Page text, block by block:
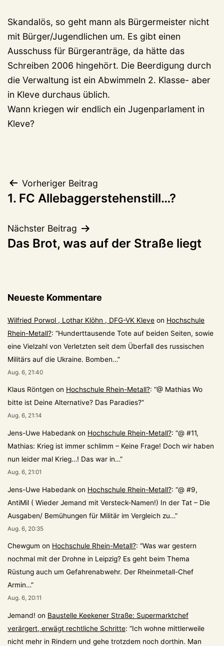
Skandalös, so geht mann als Bürgermeister nicht
mit Bürger/Jugendlichen um. Es gibt einen
Ausschuss für Bürgeranträge, da hätte das
Schreiben 2006 hingehört. Die Beerdigung durch
die Verwaltung ist ein Abwimmeln 2. Klasse- aber
in Kleve durchaus üblich.
Wann kriegen wir endlich ein Jugenparlament in
Kleve?
Beitragsnavigation
Vorheriger Beitrag
1. FC Allebaggerstehenstill…?
Nächster Beitrag
Das Brot, was auf der Straße liegt
Neueste Kommentare
Wilfried Porwol , Lothar Klöhn , DFG-VK Kleve on Hochschule
Rhein-Metall?: “Hunderttausende Tote auf beiden Seiten, sowie
eine Vielzahl von Verletzten seit dem Überfall des russischen
Militärs auf die Ukraine. Bomben…”
Aug. 6, 21:40
Klaus Röntgen on Hochschule Rhein-Metall?: “@ Mathias Wo
bitte ist Deine Alternative? Das Paradies?”
Aug. 6, 21:14
Jens-Uwe Habedank on Hochschule Rhein-Metall?: “@ #11,
Mathias: Krieg ist immer schlimm – Keine Frage! Doch wir haben
nun leider mal Krieg…! Das war in…”
Aug. 6, 21:01
Jens-Uwe Habedank on Hochschule Rhein-Metall?: “@ #9,
AntiMil ( Wieder Jemand mit Versteck-Namen!) In der Tat – Die
Ausgaben/ Bemühungen für Militär im Vergleich zu…”
Aug. 6, 20:35
Chewgum on Hochschule Rhein-Metall?: “Was war gestern
nochmal mit der Drohne in Leipzig? Es geht beim Thema
Rüstung auch um Gefahrenabwehr. Der Rheinmetall-Chef
Armin…”
Aug. 6, 20:11
Jemand! on Baustelle Keekener Straße: Supermarktchef
verärgert, erwägt rechtliche Schritte: “Ich wohne mittlerweile
nicht mehr in Rindern und gehe trotzdem noch dorthin. Man